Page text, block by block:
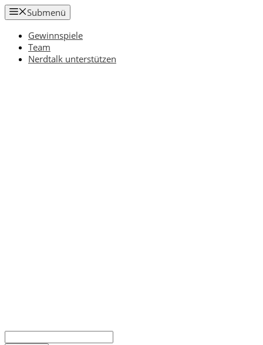
Zum
Inhalt
springen
Submenü
Gewinnspiele
Team
Nerdtalk unterstützen